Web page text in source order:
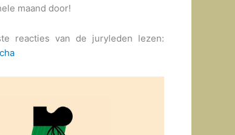
maand door!
reacties van de juryleden lezen: